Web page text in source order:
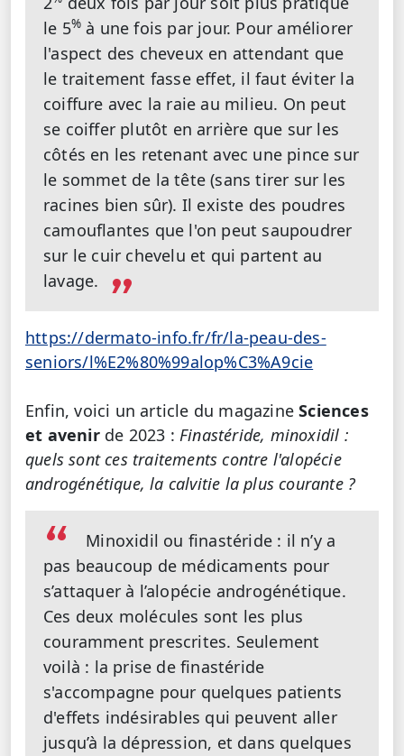
le 5% à une fois par jour. Pour améliorer
l'aspect des cheveux en attendant que
le traitement fasse effet, il faut éviter la
coiffure avec la raie au milieu. On peut
se coiffer plutôt en arrière que sur les
côtés en les retenant avec une pince sur
le sommet de la tête (sans tirer sur les
racines bien sûr). Il existe des poudres
camouflantes que l'on peut saupoudrer
sur le cuir chevelu et qui partent au
lavage.
https://dermato-info.fr/fr/la-peau-des-
seniors/l%E2%80%99alop%C3%A9cie
Enfin, voici un article du magazineSciences
et avenir de 2023 : Finastéride, minoxidil :
quels sont ces traitements contre l'alopécie
androgénétique, la calvitie la plus courante ?
Minoxidil ou finastéride : il n’y a
pas beaucoup de médicaments pour
s’attaquer à l’alopécie androgénétique.
Ces deux molécules sont les plus
couramment prescrites. Seulement
voilà : la prise de finastéride
s'accompagne pour quelques patients
d'effets indésirables qui peuvent aller
jusqu’à la dépression, et dans quelques